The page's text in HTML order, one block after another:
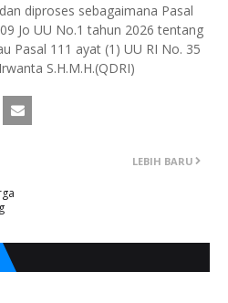
diproses sebagaimana Pasal
Jo UU No.1 tahun 2026 tentang
Pasal 111 ayat (1) UU RI No. 35
S.H.M.H.(QDRI)
LEBIH BARU